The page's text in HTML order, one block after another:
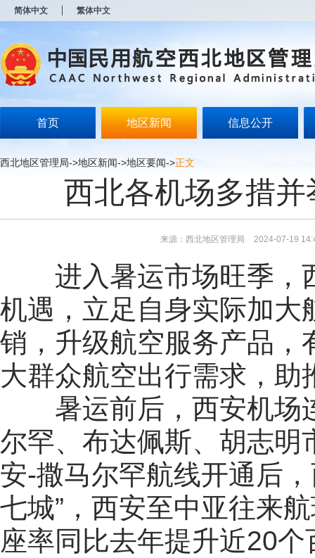
简体中文 繁体中文
首页 地区新闻 信息公开
西北地区管理局->地区新闻->地区要闻->正文
西北各机场多措
来源：西北地区管理局 2024-07-19
进入暑运市场旺季，
机遇，立足自身实际加大
销，升级航空服务产品，
大群众航空出行需求，助
暑运前后，西安机场
尔罕、布达佩斯、胡志明
安-撒马尔罕航线开通后
七城”，西安至中亚往来
座率同比去年提升近20
开
无
障
说
按
Alt
键
式